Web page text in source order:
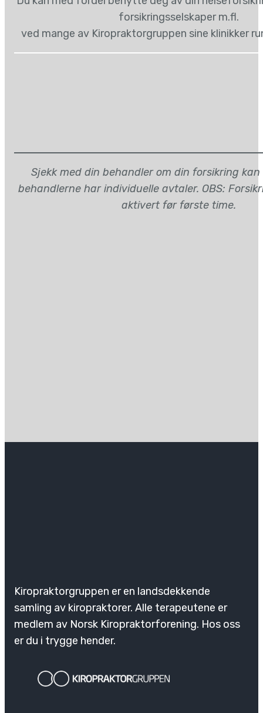
forsikringsselskaper m.fl.
ved mange av Kiropraktorgruppen sine klinikker
Sjekk med din behandler om din forsikring
behandlerne har individuelle avtaler. OBS:
aktivert før første time.
Kiropraktorgruppen er en landsdekkende
samling av kiropraktorer. Alle terapeutene er
medlem av Norsk Kiropraktorforening. Hos oss
er du i trygge hender.